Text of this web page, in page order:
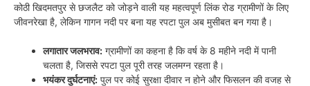
कोठी खिदमतपुर से छजलैट को जोड़ने वाली यह महत्वपूर्ण लिंक रोड ग्रामीणों के लिए
जीवनरेखा है, लेकिन गागन नदी पर बना यह रपटा पुल अब मुसीबत बन गया है।
लगातार जलभराव: ग्रामीणों का कहना है कि वर्ष के 8 महीने नदी में पानी
चलता है, जिससे रपटा पुल पूरी तरह जलमग्न रहता है।
भयंकर दुर्घटनाएं: पुल पर कोई सुरक्षा दीवार न होने और फिसलन की वजह से